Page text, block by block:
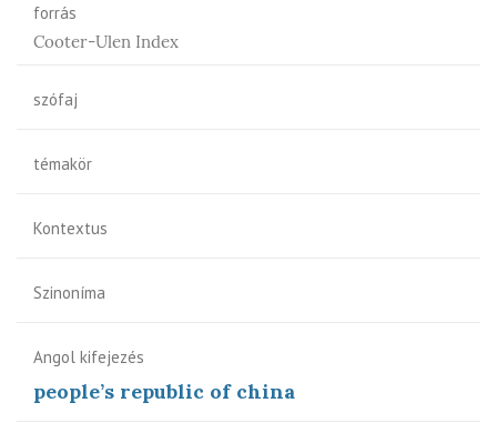
forrás
Cooter-Ulen Index
szófaj
témakör
Kontextus
Szinoníma
Angol kifejezés
people’s republic of china